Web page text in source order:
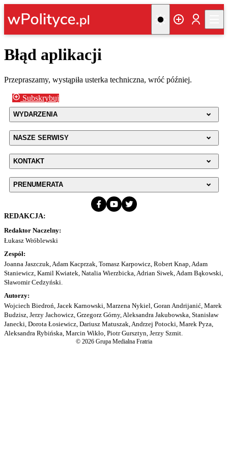
Błąd aplikacji
Przepraszamy, wystąpiła usterka techniczna, wróć później.
Subskrybuj
WYDARZENIA
NASZE SERWISY
KONTAKT
PRENUMERATA
REDAKCJA:
Redaktor Naczelny:
Łukasz Wróblewski
Zespół:
Joanna Jaszczuk, Adam Kacprzak, Tomasz Karpowicz, Robert Knap, Adam
Staniewicz, Kamil Kwiatek, Natalia Wierzbicka, Adrian Siwek, Adam Bąkowski,
Sławomir Cedzyński.
Autorzy:
Wojciech Biedroń, Jacek Karnowski, Marzena Nykiel, Goran Andrijanić, Marek
Budzisz, Jerzy Jachowicz, Grzegorz Górny, Aleksandra Jakubowska, Stanisław
Janecki, Dorota Łosiewicz, Dariusz Matuszak, Andrzej Potocki, Marek Pyza,
Aleksandra Rybińska, Marcin Wikło, Piotr Gursztyn, Jerzy Szmit.
© 2026 Grupa Medialna Fratria